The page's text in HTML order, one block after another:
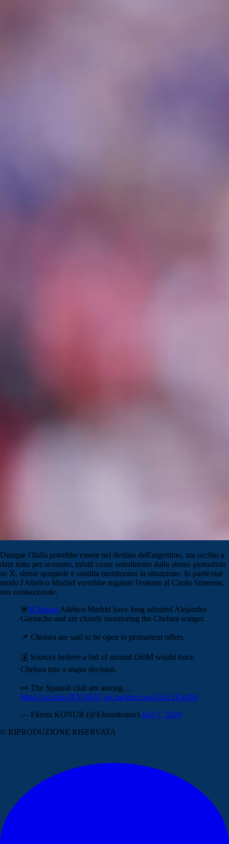
Dunque l'Italia potrebbe essere nel destino dell'argentino, ma occhio a
dare tutto per scontato, infatti come sottolineato dallo stesso giornalista
su X, sirene spagnole e saudita monitorano la situazione. In particolar
modo l'Atletico Madrid vorrebbe regalare l'esterno al Cholo Simeone,
suo connazionale.
🚨#Chelsea Atlético Madrid have long admired Alejandro
Garnacho and are closely monitoring the Chelsea winger.
📌 Chelsea are said to be open to permanent offers.
💰 Sources believe a bid of around £60M would force
Chelsea into a major decision.
👀 The Spanish club are among…
https://t.co/ziwtXYOjHG pic.twitter.com/AsSc1EgMJv
— Ekrem KONUR (@Ekremkonur) July 7, 2026
© RIPRODUZIONE RISERVATA